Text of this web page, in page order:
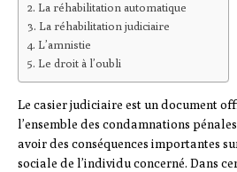
La réhabilitation automatique
La réhabilitation judiciaire
L’amnistie
Le droit à l’oubli
Le casier judiciaire est un document
l’ensemble des condamnations
avoir des conséquences importantes
sociale de l’individu concerné. Dans